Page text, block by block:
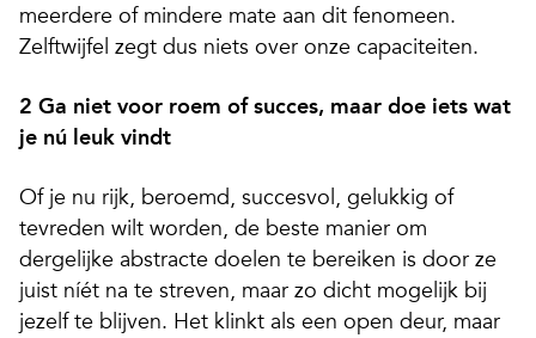
meerdere of mindere mate aan dit fenomeen.
Zelftwijfel zegt dus niets over onze capaciteiten.
2 Ga niet voor roem of succes, maar doe iets wat
je nú leuk vindt
Of je nu rijk, beroemd, succesvol, gelukkig of
tevreden wilt worden, de beste manier om
dergelijke abstracte doelen te bereiken is door ze
juist níét na te streven, maar zo dicht mogelijk bij
jezelf te blijven. Het klinkt als een open deur, maar